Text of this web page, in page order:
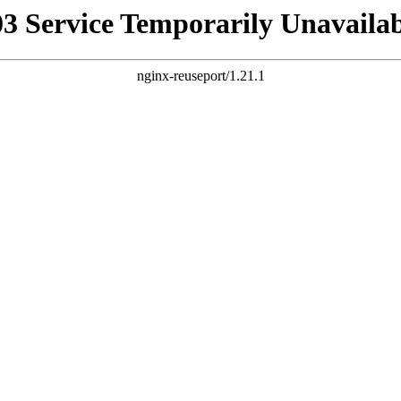
Service Temporarily
nginx-reuseport/1.21.1